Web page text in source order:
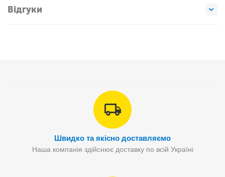
Відгуки
Швидко та якісно доставляємо
Наша компанія здійснює доставку по всій Україні